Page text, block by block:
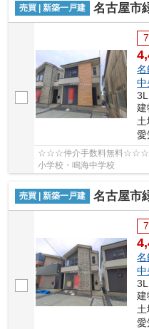
売買 | 新築一戸建 名古屋市緑区浦里５
名
中
建
愛
☆☆☆仲介手数料無料☆☆☆
小学校・鳴海中学校
売買 | 新築一戸建 名古屋市緑区浦里５
名
中
建
愛